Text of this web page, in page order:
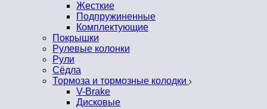
Жесткие
Подпружиненные
Комплектующие
Покрышки
Рулевые колонки
Рули
Сёдла
Тормоза и тормозные колодки
V-Brake
Дисковые